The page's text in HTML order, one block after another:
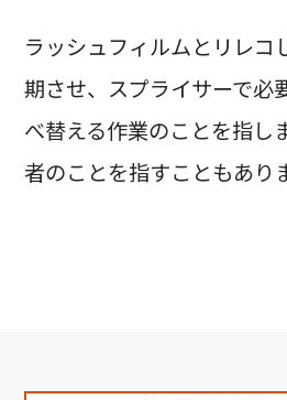
ラッシュフィルムとリレコ
期させ、スプライサーで必
べ替える作業のことを指し
者のことを指すこともあり